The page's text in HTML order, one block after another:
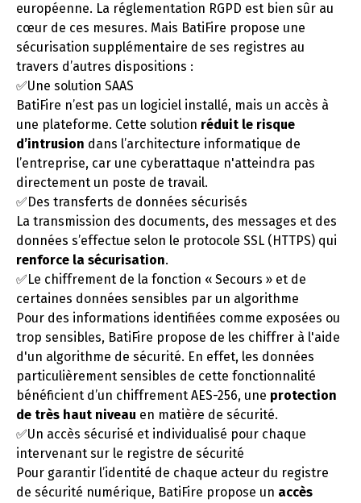
européenne. La réglementation RGPD est bien sûr au
cœur de ces mesures. Mais BatiFire propose une
sécurisation supplémentaire de ses registres au
travers d’autres dispositions :
✅Une solution SAAS
BatiFire n’est pas un logiciel installé, mais un accès à
une plateforme. Cette solution réduit le risque
d’intrusion dans l’architecture informatique de
l’entreprise, car une cyberattaque n'atteindra pas
directement un poste de travail.
✅Des transferts de données sécurisés
La transmission des documents, des messages et des
données s’effectue selon le protocole SSL (HTTPS) qui
renforce la sécurisation.
✅Le chiffrement de la fonction « Secours » et de
certaines données sensibles par un algorithme
Pour des informations identifiées comme exposées ou
trop sensibles, BatiFire propose de les chiffrer à l'aide
d'un algorithme de sécurité. En effet, les données
particulièrement sensibles de cette fonctionnalité
bénéficient d’un chiffrement AES-256, une protection
de très haut niveau en matière de sécurité.
✅Un accès sécurisé et individualisé pour chaque
intervenant sur le registre de sécurité
Pour garantir l’identité de chaque acteur du registre
de sécurité numérique, BatiFire propose un accès